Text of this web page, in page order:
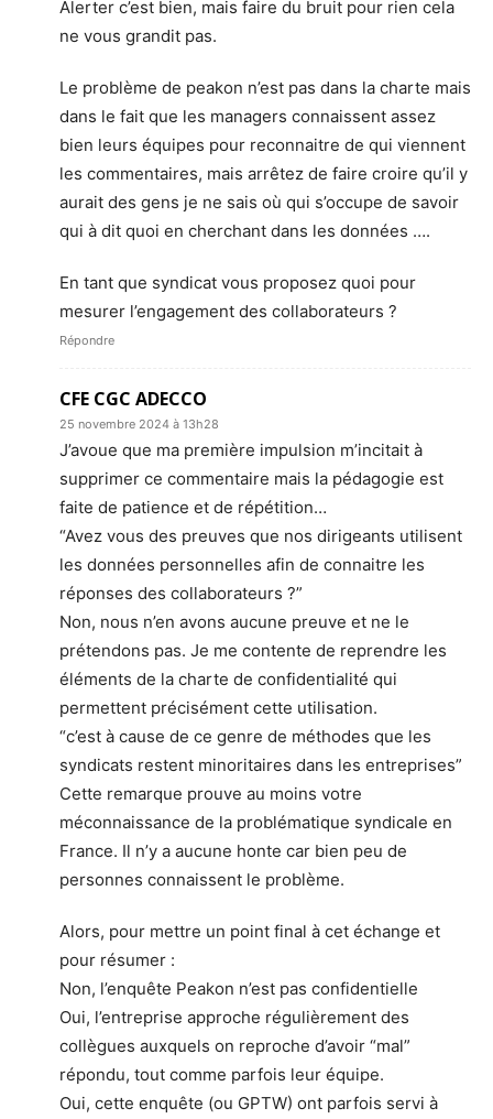
Alerter c’est bien, mais faire du bruit pour rien cela
ne vous grandit pas.
Le problème de peakon n’est pas dans la charte mais
dans le fait que les managers connaissent assez
bien leurs équipes pour reconnaitre de qui viennent
les commentaires, mais arrêtez de faire croire qu’il y
aurait des gens je ne sais où qui s’occupe de savoir
qui à dit quoi en cherchant dans les données ….
En tant que syndicat vous proposez quoi pour
mesurer l’engagement des collaborateurs ?
Répondre
CFE CGC ADECCO
25 novembre 2024 à 13h28
J’avoue que ma première impulsion m’incitait à
supprimer ce commentaire mais la pédagogie est
faite de patience et de répétition…
“Avez vous des preuves que nos dirigeants utilisent
les données personnelles afin de connaitre les
réponses des collaborateurs ?”
Non, nous n’en avons aucune preuve et ne le
prétendons pas. Je me contente de reprendre les
éléments de la charte de confidentialité qui
permettent précisément cette utilisation.
“c’est à cause de ce genre de méthodes que les
syndicats restent minoritaires dans les entreprises”
Cette remarque prouve au moins votre
méconnaissance de la problématique syndicale en
France. Il n’y a aucune honte car bien peu de
personnes connaissent le problème.
Alors, pour mettre un point final à cet échange et
pour résumer :
Non, l’enquête Peakon n’est pas confidentielle
Oui, l’entreprise approche régulièrement des
collègues auxquels on reproche d’avoir “mal”
répondu, tout comme parfois leur équipe.
Oui, cette enquête (ou GPTW) ont parfois servi à